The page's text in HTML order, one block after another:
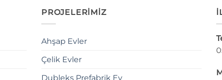
PROJELERİMİZ
Ahşap Evler
Çelik Evler
Dubleks Prefabrik Ev